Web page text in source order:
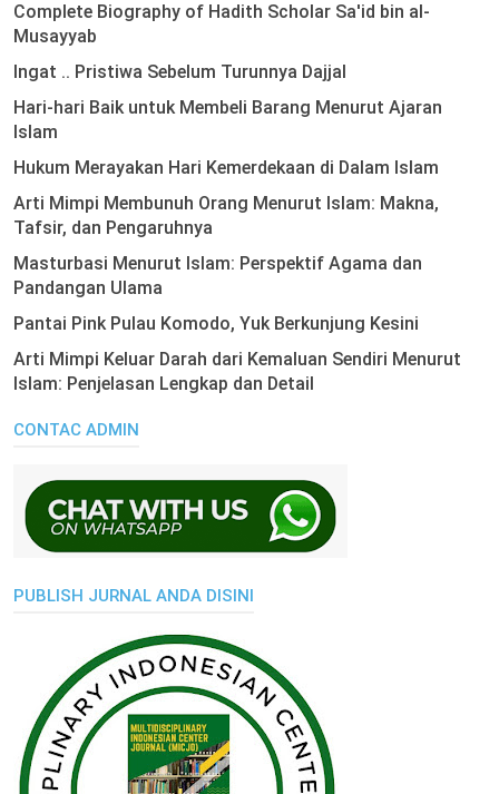
Complete Biography of Hadith Scholar Sa'id bin al-
Musayyab
Ingat .. Pristiwa Sebelum Turunnya Dajjal
Hari-hari Baik untuk Membeli Barang Menurut Ajaran
Islam
Hukum Merayakan Hari Kemerdekaan di Dalam Islam
Arti Mimpi Membunuh Orang Menurut Islam: Makna,
Tafsir, dan Pengaruhnya
Masturbasi Menurut Islam: Perspektif Agama dan
Pandangan Ulama
Pantai Pink Pulau Komodo, Yuk Berkunjung Kesini
Arti Mimpi Keluar Darah dari Kemaluan Sendiri Menurut
Islam: Penjelasan Lengkap dan Detail
CONTAC ADMIN
PUBLISH JURNAL ANDA DISINI